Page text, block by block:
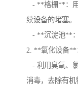
- **格栅**：用
续设备的堵塞。
- **沉淀池**：
2. **氧化设备**
- 利用臭氧、
消毒，去除有机